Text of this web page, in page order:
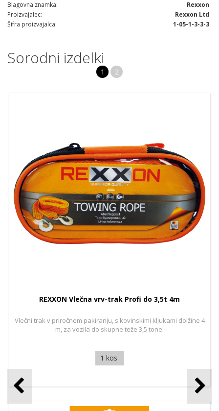
Blagovna znamka
Rexxon
Proizvajalec
Rexxon Ltd
Šifra proizvajalca
1-05-1-3-3-3
Sorodni izdelki
1 2
REXXON Vlečna vrv-trak Profi do 3,5t 4m
Vlečni trak v priročnem pakiranju, s kovinskimi kljukami dolžine 4
m, za vozila do skupne teže 3,5 tone.
1 kos